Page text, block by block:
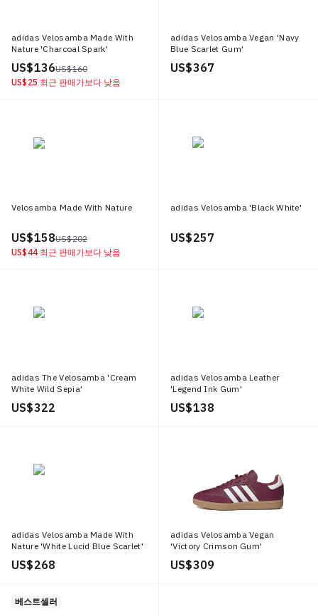
adidas Velosamba Made With
Nature 'Charcoal Spark'
US$ 136US$ 160
US$ 25 최근 판매가보다 낮음
adidas Velosamba Vegan 'Navy
Blue Scarlet Gum'
US$ 367
Velosamba Made With Nature
US$ 158US$ 202
US$ 44 최근 판매가보다 낮음
adidas Velosamba 'Black White'
US$ 257
adidas The Velosamba 'Cream
White Wild Sepia'
US$ 322
adidas Velosamba Leather
'Legend Ink Gum'
US$ 138
adidas Velosamba Made With
Nature 'White Lucid Blue Scarlet'
US$ 268
adidas Velosamba Vegan
'Victory Crimson Gum'
US$ 309
베스트셀러